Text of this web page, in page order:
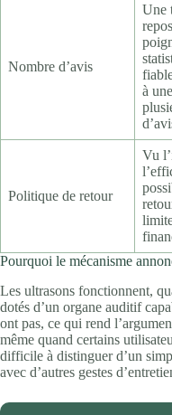
Nombre d’avis
Une
à
Politique de retour
Vu
Pourquoi le mécanisme
Les ultrasons fonctionnent,
dotés d’un organe auditif
ont pas, ce qui rend
même quand certains
difficile à distinguer d’un
avec d’autres gestes